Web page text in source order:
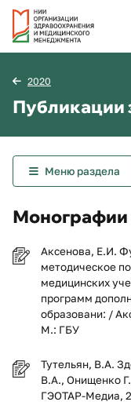
2020
Публикации
Меню раздела
Монографии
Аксенова, Е.И.
методическое
медицинских
программ
образовани: /
М.: ГБУ
Тутельян, В.А.
В.А., Онищенко
ГЭОТАР-Медиа,